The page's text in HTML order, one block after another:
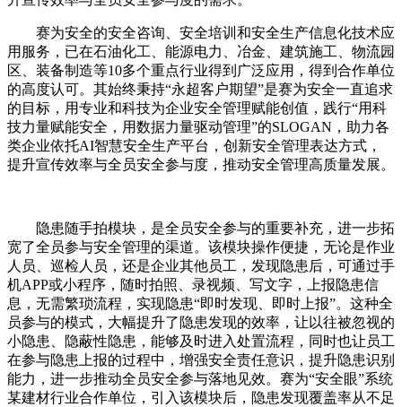
赛为安全的安全咨询、安全培训和安全生产信息化技术应
用服务，已在石油化工、能源电力、冶金、建筑施工、物流园
区、装备制造等10多个重点行业得到广泛应用，得到合作单位
的高度认可。其始终秉持“永超客户期望”是赛为安全一直追求
的目标，用专业和科技为企业安全管理赋能创值，践行“用科
技力量赋能安全，用数据力量驱动管理”的SLOGAN，助力各
类企业依托AI智慧安全生产平台，创新安全管理表达方式，
提升宣传效率与全员安全参与度，推动安全管理高质量发展。
隐患随手拍模块，是全员安全参与的重要补充，进一步拓
宽了全员参与安全管理的渠道。该模块操作便捷，无论是作业
人员、巡检人员，还是企业其他员工，发现隐患后，可通过手
机APP或小程序，随时拍照、录视频、写文字，上报隐患信
息，无需繁琐流程，实现隐患“即时发现、即时上报”。这种全
员参与的模式，大幅提升了隐患发现的效率，让以往被忽视的
小隐患、隐蔽性隐患，能够及时进入处置流程，同时也让员工
在参与隐患上报的过程中，增强安全责任意识，提升隐患识别
能力，进一步推动全员安全参与落地见效。赛为“安全眼”系统
某建材行业合作单位，引入该模块后，隐患发现覆盖率从不足